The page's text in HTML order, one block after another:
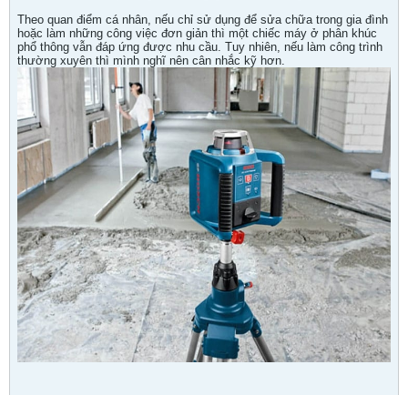
Theo quan điểm cá nhân, nếu chỉ sử dụng để sửa chữa trong gia đình
hoặc làm những công việc đơn giản thì một chiếc máy ở phân khúc
phổ thông vẫn đáp ứng được nhu cầu. Tuy nhiên, nếu làm công trình
thường xuyên thì mình nghĩ nên cân nhắc kỹ hơn.